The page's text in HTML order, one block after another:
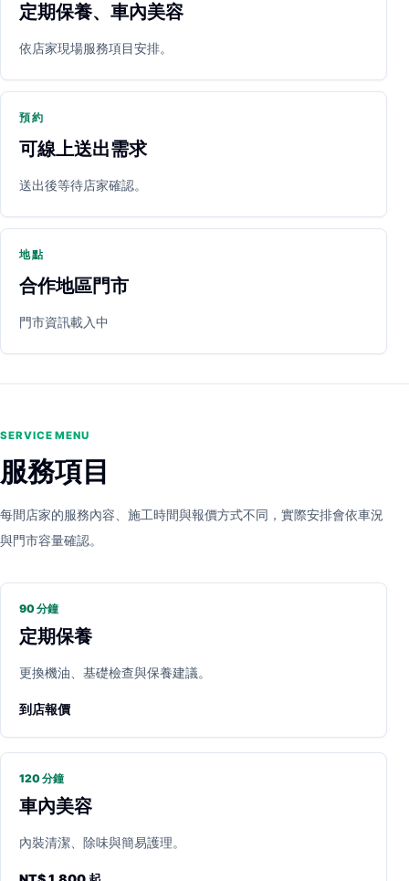
PARTNER SHOP
立即預約 開啟地圖 其他店家
定期保養、車內美容
依店家現場服務項目安排。
預約
可線上送出需求
送出後等待店家確認。
地點
合作地區門市
門市資訊載入中
SERVICE MENU
服務項目
每間店家的服務內容、施工時間與報價方式不同，實際安排會依車況
與門市容量確認。
90 分鐘
定期保養
更換機油、基礎檢查與保養建議。
到店報價
120 分鐘
車內美容
內裝清潔、除味與簡易護理。